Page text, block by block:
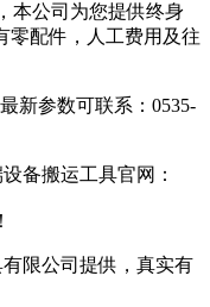
本公司为您提供终身
零配件，人工费用及往
新参数可联系：0535-
备搬运工具官网：
限公司提供，真实有